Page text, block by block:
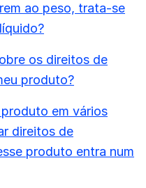
ao peso, trata-se
os direitos de
produto?
em vários
direitos de
produto entra num